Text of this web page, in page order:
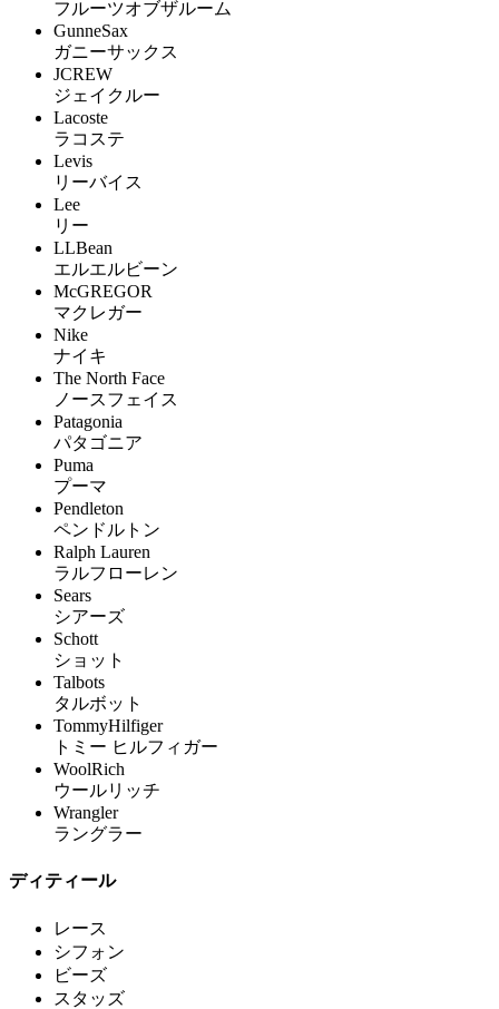
フルーツオブザルーム
GunneSax
ガニーサックス
JCREW
ジェイクルー
Lacoste
ラコステ
Levis
リーバイス
Lee
リー
LLBean
エルエルビーン
McGREGOR
マクレガー
Nike
ナイキ
The North Face
ノースフェイス
Patagonia
パタゴニア
Puma
プーマ
Pendleton
ペンドルトン
Ralph Lauren
ラルフローレン
Sears
シアーズ
Schott
ショット
Talbots
タルボット
TommyHilfiger
トミー ヒルフィガー
WoolRich
ウールリッチ
Wrangler
ラングラー
ディティール
レース
シフォン
ビーズ
スタッズ